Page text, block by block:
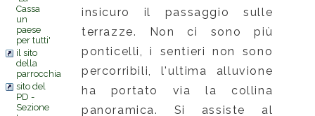
Cassa
un
paese
per tutti'
il sito
della
parrocchia
sito del
PD -
Sezione
insicuro il passaggio sulle
terrazze. Non ci sono più
ponticelli, i sentieri non sono
percorribili, l'ultima alluvione
ha portato via la collina
panoramica. Si assiste al